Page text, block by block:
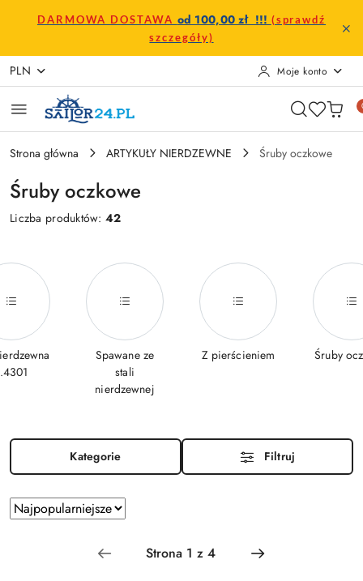
Przejdź do treści głównej
Przejdź do wyszukiwarki
Przejdź do moje konto
Przejdź do menu głównego
Przejdź do stopki
DARMOWA DOSTAWA od 100,00 zł !!! (sprawdź
szczegóły)
PLN Moje konto
Strona główna ARTYKUŁY NIERDZEWNE Śruby oczkowe
Śruby oczkowe
Liczba produktów:42
Spawane ze
stali
nierdzewnej
Z pierścieniem Śruby
Kategorie Filtruj
Zastosowano
sortowanie:
Najpopularniejsze.
Sortuj
według